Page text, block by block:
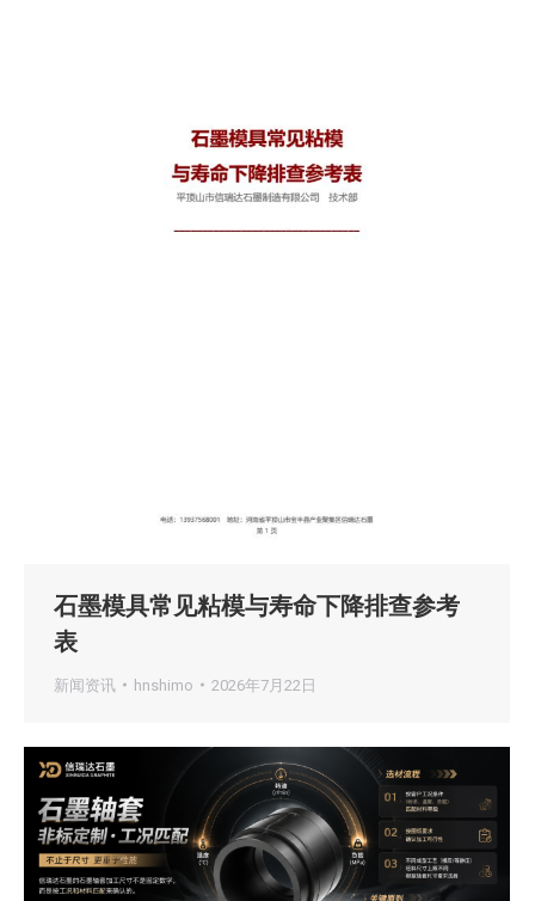
石墨模具常见粘模与寿命下降排查参考
表
新闻资讯 hnshimo 2026年7月22日